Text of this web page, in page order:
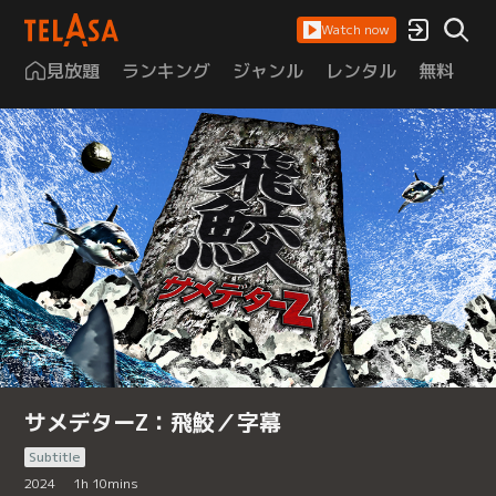
Watch now
見放題 ランキング ジャンル レンタル 無料
サメデターZ：飛鮫／字幕
Subtitle
2024
1h 10mins